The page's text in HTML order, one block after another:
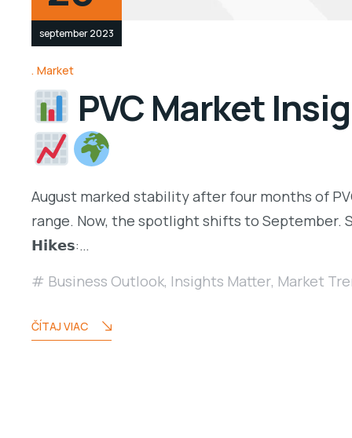
september 2023
Market
PVC Market
August marked stability after four months of
range. Now, the spotlight shifts to
𝗛𝗶𝗸𝗲𝘀:…
Business Outlook, Insights Matter, Market
ČÍTAJ VIAC